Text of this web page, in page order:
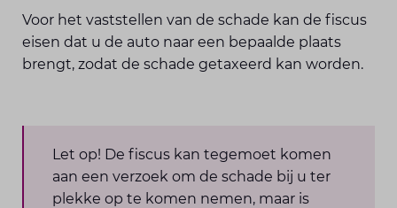
Voor het vaststellen van de schade kan de fiscus
eisen dat u de auto naar een bepaalde plaats
brengt, zodat de schade getaxeerd kan worden.
Let op! De fiscus kan tegemoet komen
aan een verzoek om de schade bij u ter
plekke op te komen nemen, maar is